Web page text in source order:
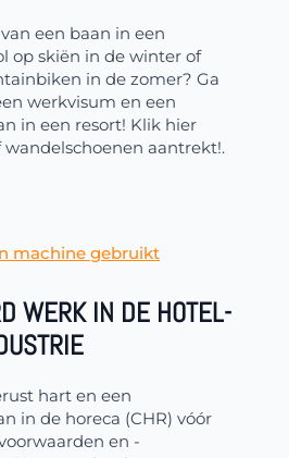
een baan in een
op skiën in de winter of
in de zomer? Ga
werkvisum en een
in een resort! Klik hier
wandelschoenen aantrekt!.
WERK IN DE HOTEL-
hart en een
in de horeca (CHR) vóór
en -